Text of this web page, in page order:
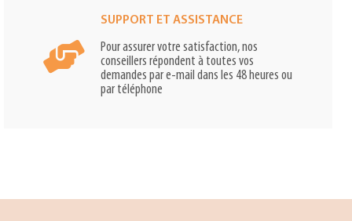
SUPPORT ET ASSISTANCE
Pour assurer votre satisfaction, nos
conseillers répondent à toutes vos
demandes par e-mail dans les 48 heures ou
par téléphone